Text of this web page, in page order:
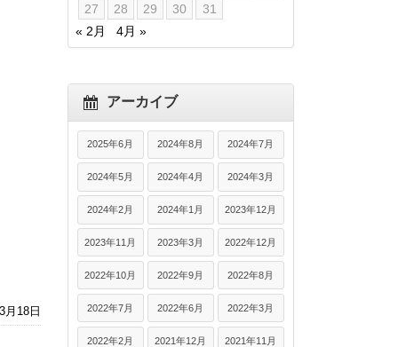
月18日
27
28 29 30
31
« 2月
4月 »
アーカイブ
2025年6月 2024年8月 2024年7月
2024年5月 2024年4月 2024年3月
2024年2月 2024年1月 2023年12月
2023年11月 2023年3月 2022年12月
2022年10月 2022年9月 2022年8月
2022年7月 2022年6月 2022年3月
2022年2月 2021年12月 2021年11月